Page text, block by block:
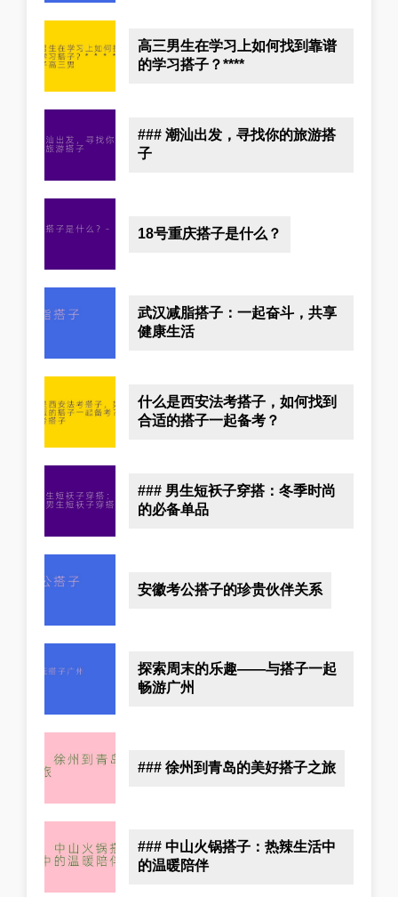
高三男生在学习上如何找到靠谱
的学习搭子？****
### 潮汕出发，寻找你的旅游搭
子
18号重庆搭子是什么？
武汉减脂搭子：一起奋斗，共享
健康生活
什么是西安法考搭子，如何找到
合适的搭子一起备考？
### 男生短袄子穿搭：冬季时尚
的必备单品
安徽考公搭子的珍贵伙伴关系
探索周末的乐趣——与搭子一起
畅游广州
### 徐州到青岛的美好搭子之旅
### 中山火锅搭子：热辣生活中
的温暖陪伴